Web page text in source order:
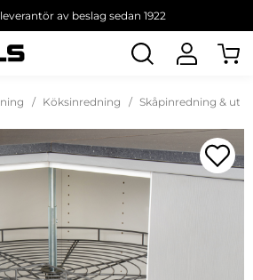
av beslag sedan 1922
Köksinredning Skåpinredning &